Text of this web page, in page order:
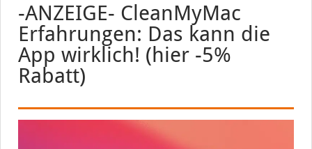
-ANZEIGE- CleanMyMac
Erfahrungen: Das kann die
App wirklich! (hier -5%
Rabatt)